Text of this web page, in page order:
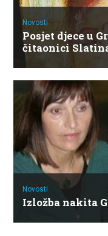
Novosti
Posjet djece u
čitaonici
Novosti
Izložba nakita